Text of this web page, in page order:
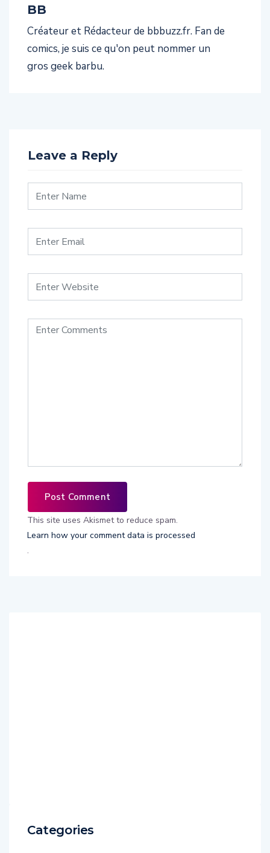
BB
Créateur et Rédacteur de bbbuzz.fr. Fan de
comics, je suis ce qu'on peut nommer un
gros geek barbu.
Leave a Reply
This site uses Akismet to reduce spam.
Learn how your comment data is processed
.
Categories